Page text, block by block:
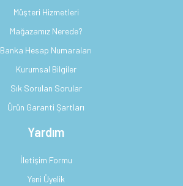
Müşteri Hizmetleri
Mağazamız Nerede?
Banka Hesap Numaraları
Kurumsal Bilgiler
Sık Sorulan Sorular
Ürün Garanti Şartları
Yardım
İletişim Formu
Yeni Üyelik